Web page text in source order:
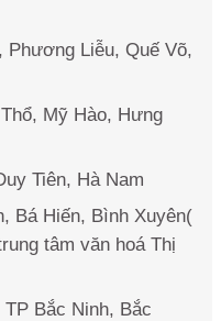
Phương Liễu, Quế Võ,
Mỹ Hào, Hưng
Tiên, Hà Nam
Bá Hiến, Bình Xuyên(
tâm văn hoá Thị
Bắc Ninh, Bắc